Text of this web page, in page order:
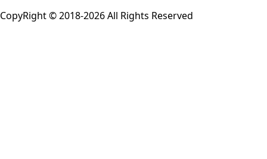
CopyRight © 2018-2026 All Rights Reserved